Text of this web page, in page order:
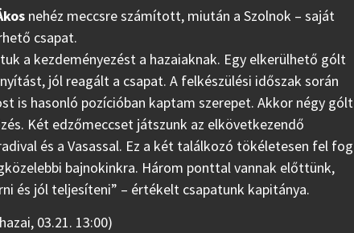
nehéz meccsre számított, miután a Szolnok – saját
csapat.
a kezdeményezést a hazaiaknak. Egy elkerülhető gólt
jól reagált a csapat. A felkészülési időszak során
is hasonló pozícióban kaptam szerepet. Akkor négy gólt
Két edzőmeccset játszunk az elkövetkezendő
és a Vasassal. Ez a két találkozó tökéletesen fel fog
bajnokinkra. Három ponttal vannak előttünk,
és jól teljesíteni” – értékelt csapatunk kapitánya.
03.21. 13:00)